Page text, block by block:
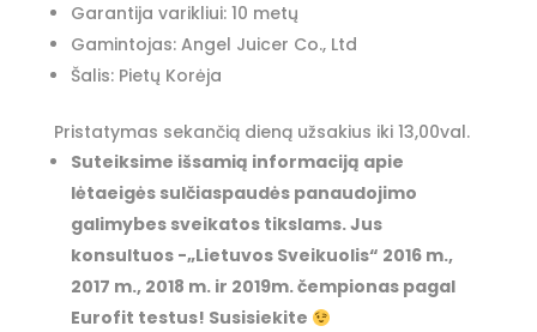
Garantija varikliui: 10 metų
Gamintojas: Angel Juicer Co., Ltd
Šalis: Pietų Korėja
Pristatymas sekančią dieną užsakius iki 13,00val.
Suteiksime išsamią informaciją apie
lėtaeigės sulčiaspaudės panaudojimo
galimybes sveikatos tikslams. Jus
konsultuos -„Lietuvos Sveikuolis“ 2016 m.,
2017 m., 2018 m. ir 2019m. čempionas pagal
Eurofit testus! Susisiekite